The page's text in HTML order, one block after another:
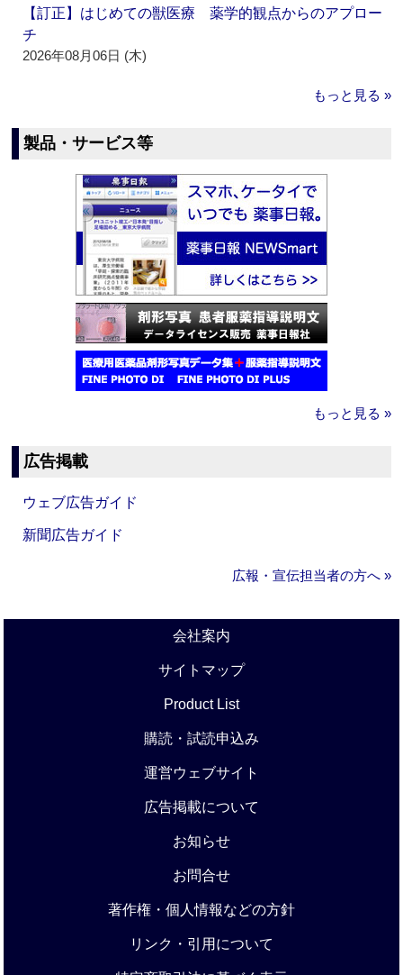
【訂正】はじめての獣医療 薬学的観点からのアプロー
チ
2026年08月06日 (木)
もっと見る »
製品・サービス等
もっと見る »
広告掲載
ウェブ広告ガイド
新聞広告ガイド
広報・宣伝担当者の方へ »
会社案内
サイトマップ
Product List
購読・試読申込み
運営ウェブサイト
広告掲載について
お知らせ
お問合せ
著作権・個人情報などの方針
リンク・引用について